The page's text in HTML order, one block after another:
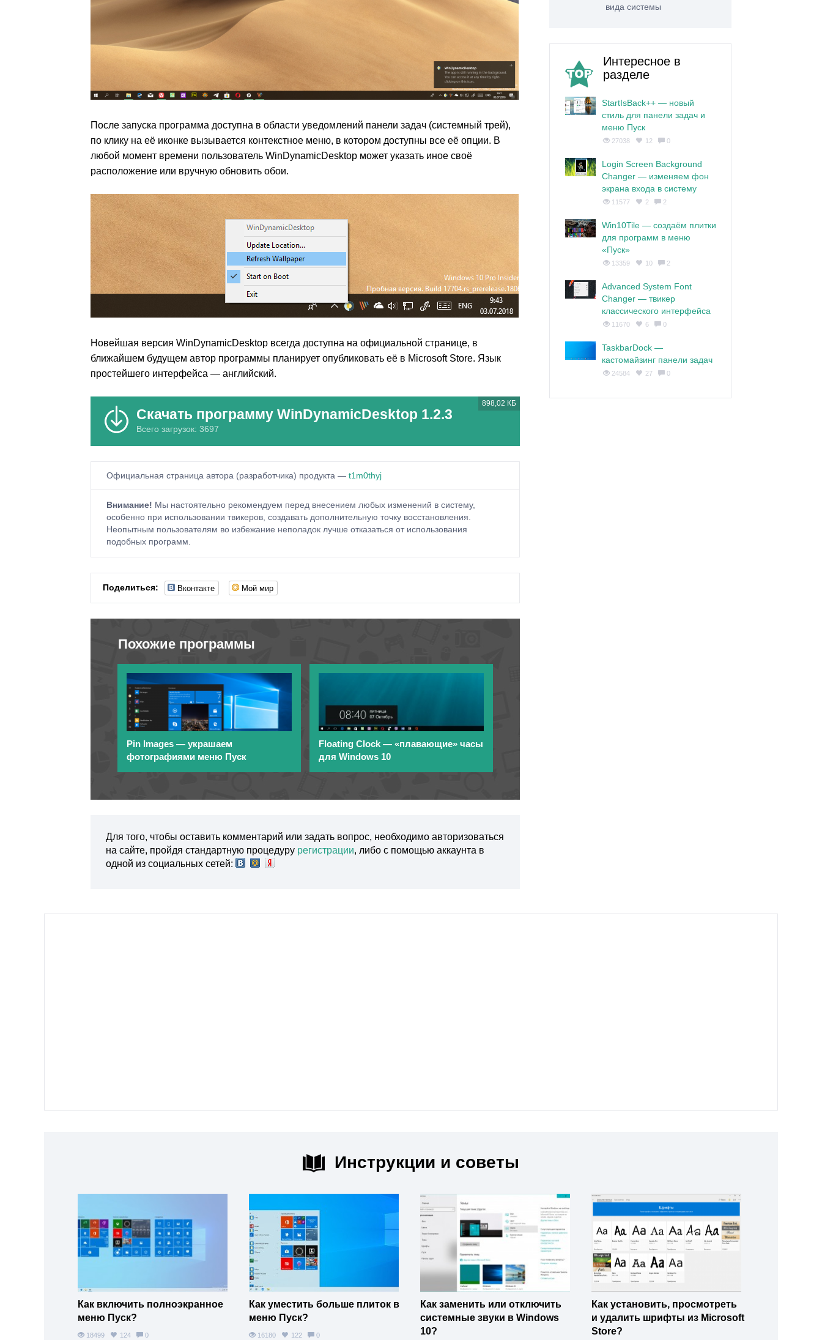
После запуска программа доступна в области уведомлений панели задач (системный трей),
по клику на её иконке вызывается контекстное меню, в котором доступны все её опции. В
любой момент времени пользователь WinDynamicDesktop может указать иное своё
расположение или вручную обновить обои.
Новейшая версия WinDynamicDesktop всегда доступна на официальной странице, в
ближайшем будущем автор программы планирует опубликовать её в Microsoft Store. Язык
простейшего интерфейса — английский.
Скачать программу WinDynamicDesktop 1.2.3
Всего загрузок: 3697
898,02 КБ
Официальная страница автора (разработчика) продукта — t1m0thyj
Внимание! Мы настоятельно рекомендуем перед внесением любых изменений в систему,
особенно при использовании твикеров, создавать дополнительную точку восстановления.
Неопытным пользователям во избежание неполадок лучше отказаться от использования
подобных программ.
Поделиться: Вконтакте Мой мир
Похожие программы
Pin Images — украшаем
фотографиями меню Пуск
Floating Clock — «плавающие» часы
для Windows 10
Для того, чтобы оставить комментарий или задать вопрос, необходимо авторизоваться
на сайте, пройдя стандартную процедуру регистрации, либо с помощью аккаунта в
одной из социальных сетей:
вида системы
Интересное в
разделе
StartIsBack++ — новый
стиль для панели задач и
меню Пуск
27038 12 0
Login Screen Background
Changer — изменяем фон
экрана входа в систему
11577 2 2
Win10Tile — создаём плитки
для программ в меню
«Пуск»
13359 10 2
Advanced System Font
Changer — твикер
классического интерфейса
11670 6 0
TaskbarDock —
кастомайзинг панели задач
24584 27 0
Инструкции и советы
Как включить полноэкранное
меню Пуск?
18499 124 0
Как уместить больше плиток в
меню Пуск?
16180 122 0
Как заменить или отключить
системные звуки в Windows
10?
Как установить, просмотреть
и удалить шрифты из Microsoft
Store?